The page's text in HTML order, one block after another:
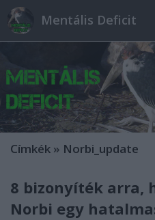
Mentális Deficit
Címkék » Norbi_update
8 bizonyíték arra,
Norbi egy